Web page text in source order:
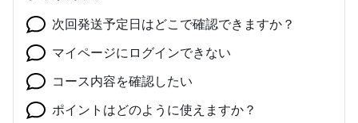
次回発送予定日はどこで確認できますか？
マイページにログインできない
コース内容を確認したい
ポイントはどのように使えますか？